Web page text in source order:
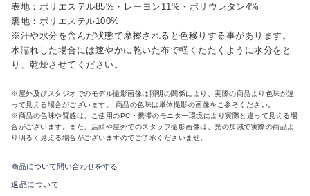
表地：ポリエステル85%・レーヨン11%・ポリウレタン4%
裏地：ポリエステル100%
※汗や水分を含んだ状態で摩擦されると色移りする事があります。
水濡れした場合には速やかに乾いた布で軽くたたくように水分をと
り、乾燥させてください。
※屋外及びスタジオでのモデル撮影画像は照明の関係により、実際の商品より色味が違
って見える場合がございます。 商品の色味は単体撮影の画像をご参考ください。
※商品の色味や質感は、ご使用のPC・携帯のモニター環境により実際と違って見える場
合がございます。また、店頭や屋外でのスタッフ撮影画像は、光の加減で実際の商品よ
り明るく見える場合がございますのでご了承くださいませ。
商品について問い合わせをする
返品について